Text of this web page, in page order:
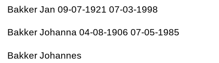
Bakker Jan 09-07-1921 07-03-1998
Bakker Johanna 04-08-1906 07-05-1985
Bakker Johannes